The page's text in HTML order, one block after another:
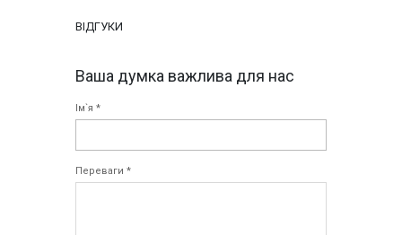
ВІДГУКИ
Ваша думка важлива для нас
Ім`я *
Переваги *